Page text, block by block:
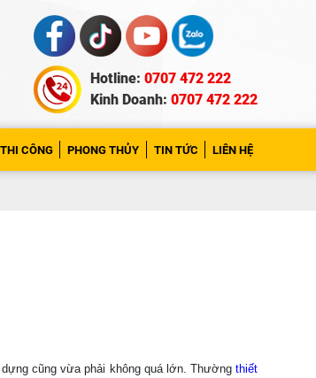
Hotline: 0707 472 222
Kinh Doanh: 0707 472 222
CÔNG PHONG THỦY TIN TỨC LIÊN HỆ
cũng vừa phải không quá lớn. Thường thiết